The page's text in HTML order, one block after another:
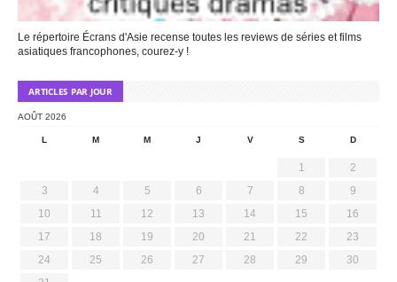
Le répertoire Écrans d'Asie recense toutes les reviews de séries et films
asiatiques francophones, courez-y !
ARTICLES PAR JOUR
AOÛT 2026
L M M J V S D
1
2
3
4 5 6 7 8
9
10
11 12 13 14 15
16
17
18 19 20 21 22
23
24
25 26 27 28 29
30